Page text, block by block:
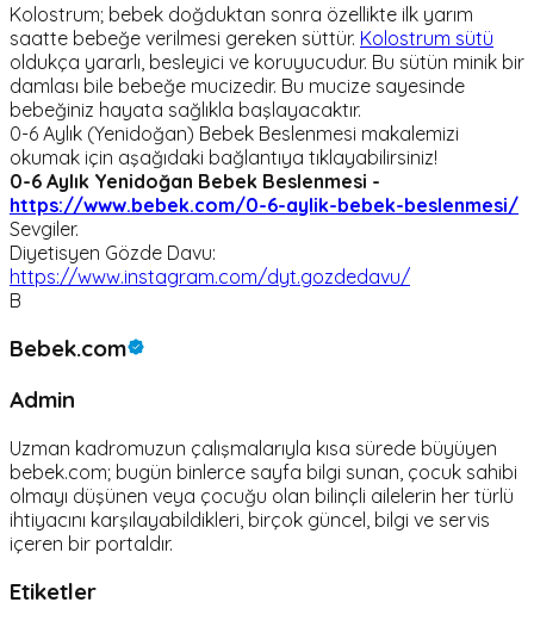
Kolostrum; bebek doğduktan sonra özellikte ilk yarım
saatte bebeğe verilmesi gereken süttür. Kolostrum sütü
oldukça yararlı, besleyici ve koruyucudur. Bu sütün minik bir
damlası bile bebeğe mucizedir. Bu mucize sayesinde
bebeğiniz hayata sağlıkla başlayacaktır.
0-6 Aylık (Yenidoğan) Bebek Beslenmesi makalemizi
okumak için aşağıdaki bağlantıya tıklayabilirsiniz!
0-6 Aylık Yenidoğan Bebek Beslenmesi -
https://www.bebek.com/0-6-aylik-bebek-beslenmesi/
Sevgiler.
Diyetisyen Gözde Davu:
https://www.instagram.com/dyt.gozdedavu/
B
Bebek.com
Admin
Uzman kadromuzun çalışmalarıyla kısa sürede büyüyen
bebek.com; bugün binlerce sayfa bilgi sunan, çocuk sahibi
olmayı düşünen veya çocuğu olan bilinçli ailelerin her türlü
ihtiyacını karşılayabildikleri, birçok güncel, bilgi ve servis
içeren bir portaldır.
Etiketler